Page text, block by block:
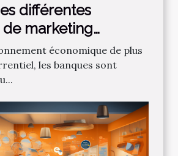
différentes
marketing
attirer de
clients
économique de plus
les banques sont